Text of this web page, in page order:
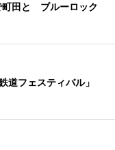
町田と ブルーロック
道フェスティバル」